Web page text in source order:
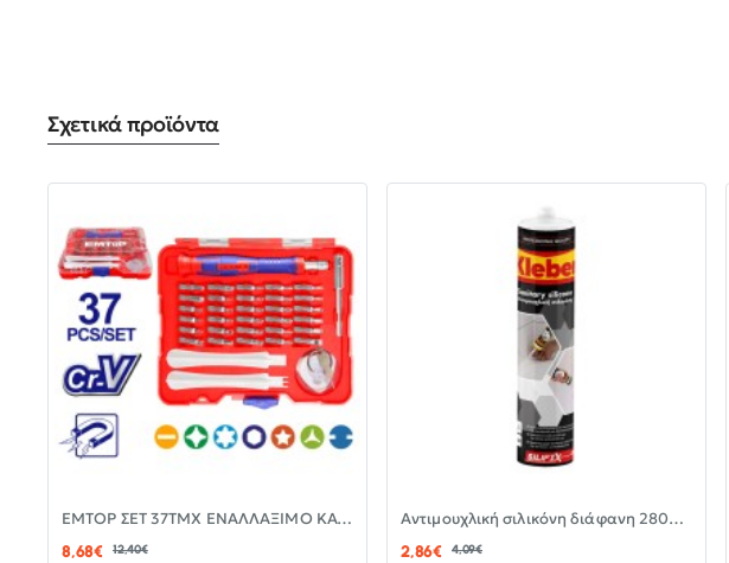
Σχετικά προϊόντα
-30%EMTOP ΣΕΤ 37ΤΜΧ ΕΝΑΛΛΑΞΙΜΟ ΚΑΤΣΑΒΙΔΙ ΜΕ ΜΥΤΕΣ EBST03702
8,68€
12,40€
-30%Αντιμουχλική σιλικόνη διάφανη 280ml KLEBER
2,86€
4,09€